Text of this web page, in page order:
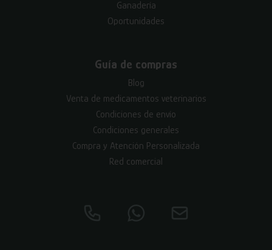
Ganadería
Oportunidades
Guía de compras
Blog
Venta de medicamentos veterinarios
Condiciones de envío
Condiciones generales
Compra y Atención Personalizada
Red comercial